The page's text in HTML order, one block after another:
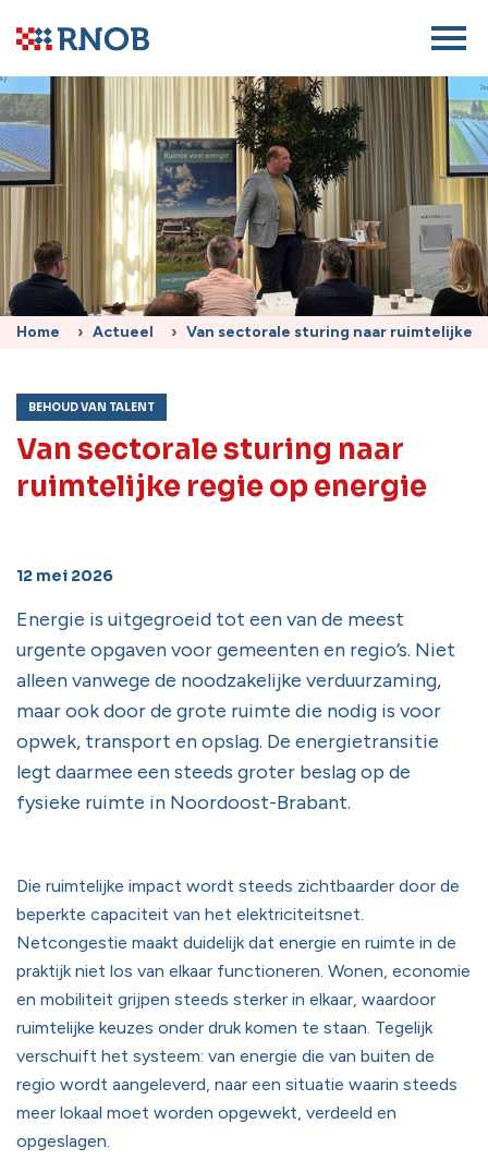
Home Actueel Van sectorale sturing naar ruimtelijke
BEHOUD VAN TALENT
Van sectorale sturing naar
ruimtelijke regie op energie
12 mei 2026
Energie is uitgegroeid tot een van de meest
urgente opgaven voor gemeenten en regio’s. Niet
alleen vanwege de noodzakelijke verduurzaming,
maar ook door de grote ruimte die nodig is voor
opwek, transport en opslag. De energietransitie
legt daarmee een steeds groter beslag op de
fysieke ruimte in Noordoost-Brabant.
Die ruimtelijke impact wordt steeds zichtbaarder door de
beperkte capaciteit van het elektriciteitsnet.
Netcongestie maakt duidelijk dat energie en ruimte in de
praktijk niet los van elkaar functioneren. Wonen, economie
en mobiliteit grijpen steeds sterker in elkaar, waardoor
ruimtelijke keuzes onder druk komen te staan. Tegelijk
verschuift het systeem: van energie die van buiten de
regio wordt aangeleverd, naar een situatie waarin steeds
meer lokaal moet worden opgewekt, verdeeld en
opgeslagen.